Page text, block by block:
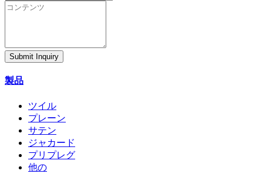
Submit Inquiry
製品
ツイル
プレーン
サテン
ジャカード
プリプレグ
他の